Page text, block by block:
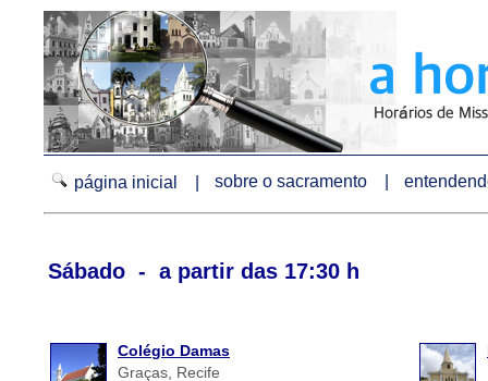
página inicial | sobre o sacramento |
Sábado - a partir das 17:30 h
Colégio Damas
Graças, Recife